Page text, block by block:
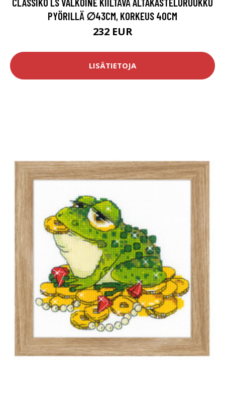
PYÖRILLÄ ∅43CM, KORKEUS 40CM
232 EUR
LISÄTIETOJA